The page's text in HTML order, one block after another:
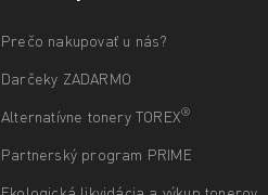
Prečo nakupovať u nás?
Darčeky ZADARMO
Alternatívne tonery TOREX®
Partnerský program PRIME